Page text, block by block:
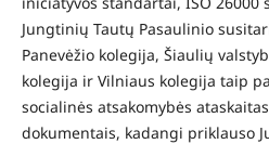
Jungtinių Tautų Pasaulinio
Panevėžio kolegija, Šiaulių
kolegija ir Vilniaus kolegija taip
socialinės atsakomybės
dokumentais, kadangi priklauso